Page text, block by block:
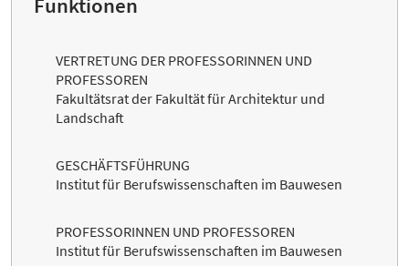
Funktionen
VERTRETUNG DER PROFESSORINNEN UND
PROFESSOREN
Fakultätsrat der Fakultät für Architektur und
Landschaft
GESCHÄFTSFÜHRUNG
Institut für Berufswissenschaften im Bauwesen
PROFESSORINNEN UND PROFESSOREN
Institut für Berufswissenschaften im Bauwesen